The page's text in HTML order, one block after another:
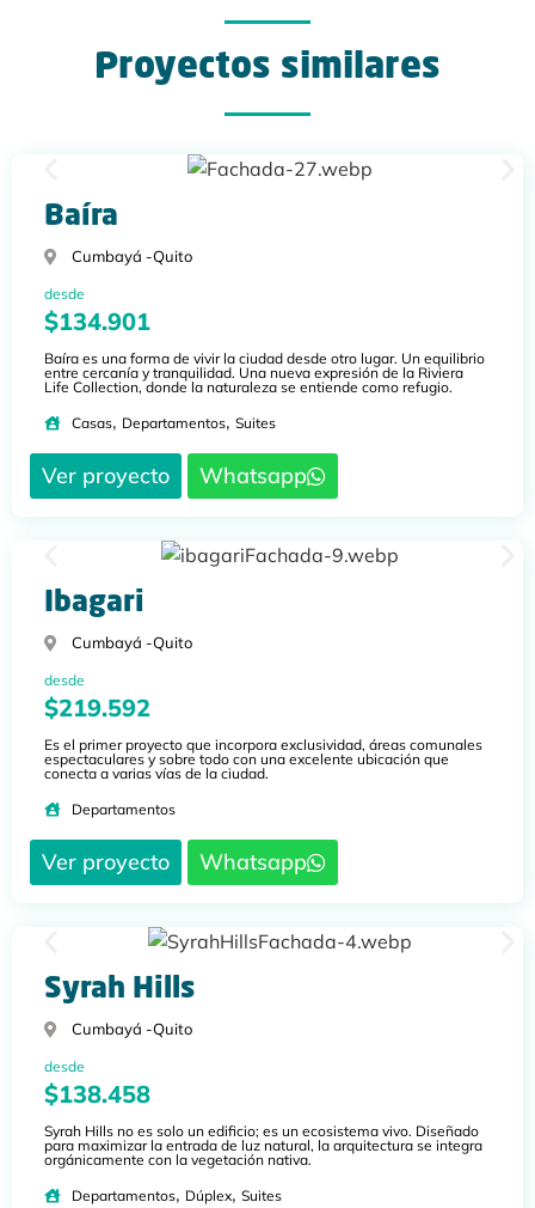
Proyectos similares
Baíra
Cumbayá -Quito
desde
$134.901
Baíra es una forma de vivir la ciudad desde otro lugar. Un equilibrio
entre cercanía y tranquilidad. Una nueva expresión de la Riviera
Life Collection, donde la naturaleza se entiende como refugio.
Casas, Departamentos, Suites
Ver proyecto Whatsapp
Ibagari
Cumbayá -Quito
desde
$219.592
Es el primer proyecto que incorpora exclusividad, áreas comunales
espectaculares y sobre todo con una excelente ubicación que
conecta a varias vías de la ciudad.
Departamentos
Ver proyecto Whatsapp
Syrah Hills
Cumbayá -Quito
desde
$138.458
Syrah Hills no es solo un edificio; es un ecosistema vivo. Diseñado
para maximizar la entrada de luz natural, la arquitectura se integra
orgánicamente con la vegetación nativa.
Departamentos, Dúplex, Suites